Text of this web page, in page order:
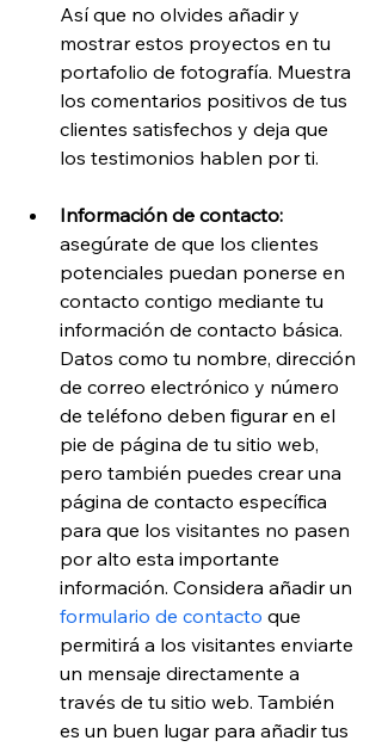
Así que no olvides añadir y
mostrar estos proyectos en tu
portafolio de fotografía. Muestra
los comentarios positivos de tus
clientes satisfechos y deja que
los testimonios hablen por ti.
Información de contacto:
asegúrate de que los clientes
potenciales puedan ponerse en
contacto contigo mediante tu
información de contacto básica.
Datos como tu nombre, dirección
de correo electrónico y número
de teléfono deben figurar en el
pie de página de tu sitio web,
pero también puedes crear una
página de contacto específica
para que los visitantes no pasen
por alto esta importante
información. Considera añadir un
formulario de contacto que
permitirá a los visitantes enviarte
un mensaje directamente a
través de tu sitio web. También
es un buen lugar para añadir tus